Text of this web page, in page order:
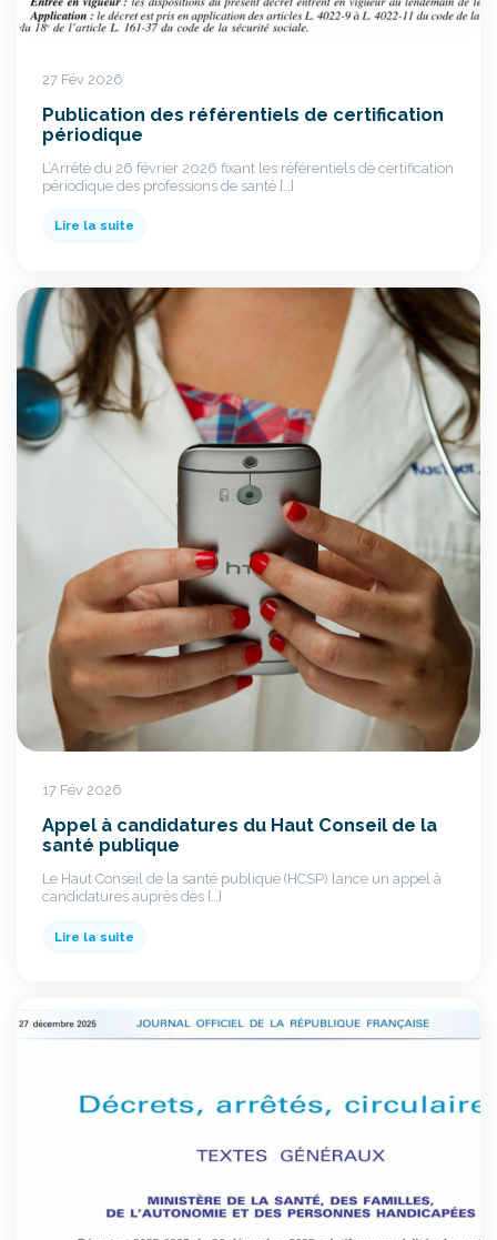
27 Fév 2026
Publication des référentiels de certification
périodique
L’Arrêté du 26 février 2026 fixant les référentiels de certification
périodique des professions de santé […]
Lire la suite
17 Fév 2026
Appel à candidatures du Haut Conseil de la
santé publique
Le Haut Conseil de la santé publique (HCSP) lance un appel à
candidatures auprès des […]
Lire la suite